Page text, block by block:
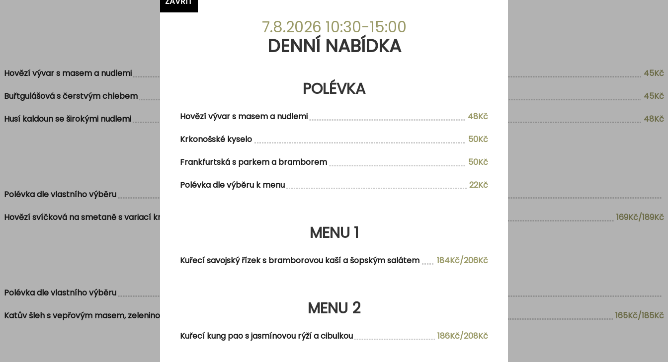
POLÉVKA
Hovězí vývar s masem a nudlemi
45Kč
Buřtgulášová s čerstvým chlebem
45Kč
Husí kaldoun se širokými nudlemi
48Kč
MENU 1
Polévka dle vlastního výběru
Hovězí svíčková na smetaně s variací knedlíků a brusinkovým terčem
169Kč/189Kč
MENU 2
Polévka dle vlastního výběru
Katův šleh s vepřovým masem, zeleninou a hranolkami
165Kč/185Kč
7.8.2026 10:30-15:00
DENNÍ NABÍDKA
POLÉVKA
Hovězí vývar s masem a nudlemi
48Kč
Krkonošské kyselo
50Kč
Frankfurtská s parkem a bramborem
50Kč
Polévka dle výběru k menu
22Kč
MENU 1
Kuřecí savojský řízek s bramborovou kaší a šopským salátem 184Kč/206Kč
MENU 2
Kuřecí kung pao s jasmínovou rýží a cibulkou 186Kč/208Kč